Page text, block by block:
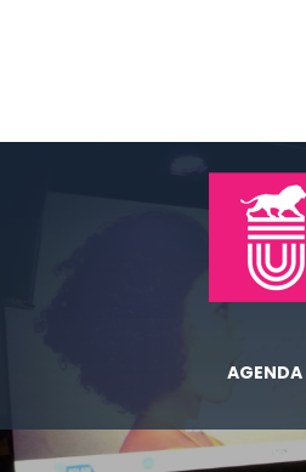
AGENDA